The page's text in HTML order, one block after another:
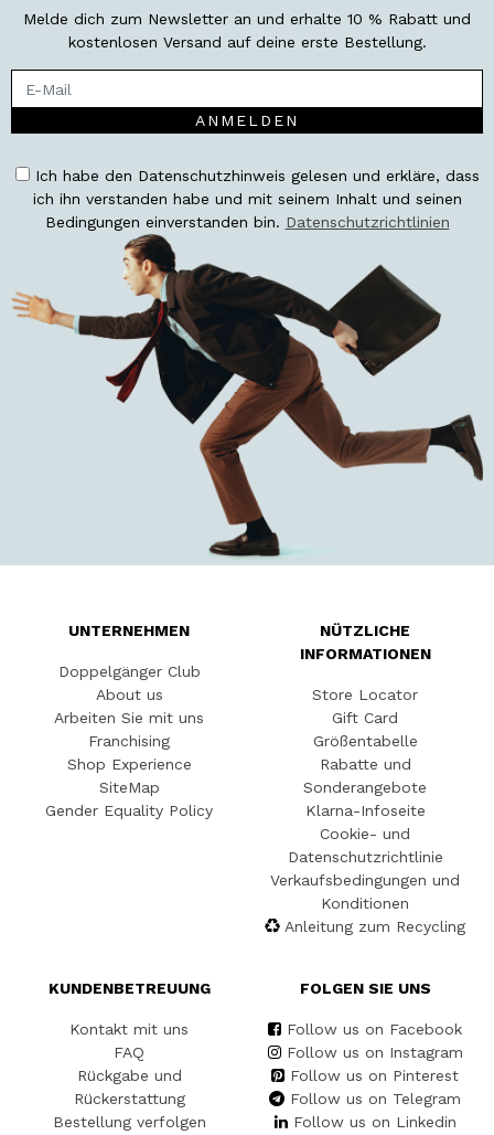
Melde dich zum Newsletter an und erhalte 10 % Rabatt und
kostenlosen Versand auf deine erste Bestellung.
ANMELDEN
Ich habe den Datenschutzhinweis gelesen und erkläre, dass
ich ihn verstanden habe und mit seinem Inhalt und seinen
Bedingungen einverstanden bin. Datenschutzrichtlinien
UNTERNEHMEN
Doppelgänger Club
About us
Arbeiten Sie mit uns
Franchising
Shop Experience
SiteMap
Gender Equality Policy
NÜTZLICHE
INFORMATIONEN
Store Locator
Gift Card
Größentabelle
Rabatte und
Sonderangebote
Klarna-Infoseite
Cookie- und
Datenschutzrichtlinie
Verkaufsbedingungen und
Konditionen
Anleitung zum Recycling
KUNDENBETREUUNG
Kontakt mit uns
FAQ
Rückgabe und
Rückerstattung
Bestellung verfolgen
FOLGEN SIE UNS
Follow us on Facebook
Follow us on Instagram
Follow us on Pinterest
Follow us on Telegram
Follow us on Linkedin